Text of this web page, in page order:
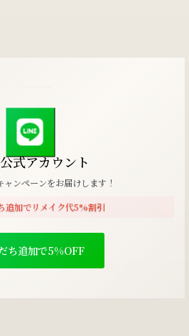
式アカウント
ャンペーンをお届けします！
追加でリメイク代5%割引
ち追加で5%OFF